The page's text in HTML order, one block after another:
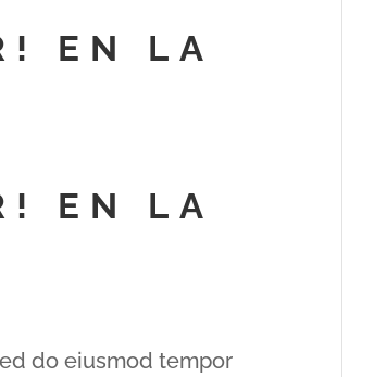
EN LA
EN LA
do eiusmod tempor